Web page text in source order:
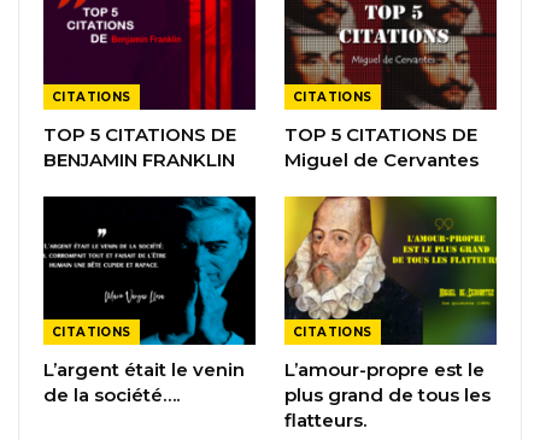
CITATIONS
TOP 5 CITATIONS DE
BENJAMIN FRANKLIN
CITATIONS
TOP 5 CITATIONS DE
Miguel de Cervantes
CITATIONS
L’argent était le venin
de la société….
CITATIONS
L’amour-propre est le
plus grand de tous les
flatteurs.